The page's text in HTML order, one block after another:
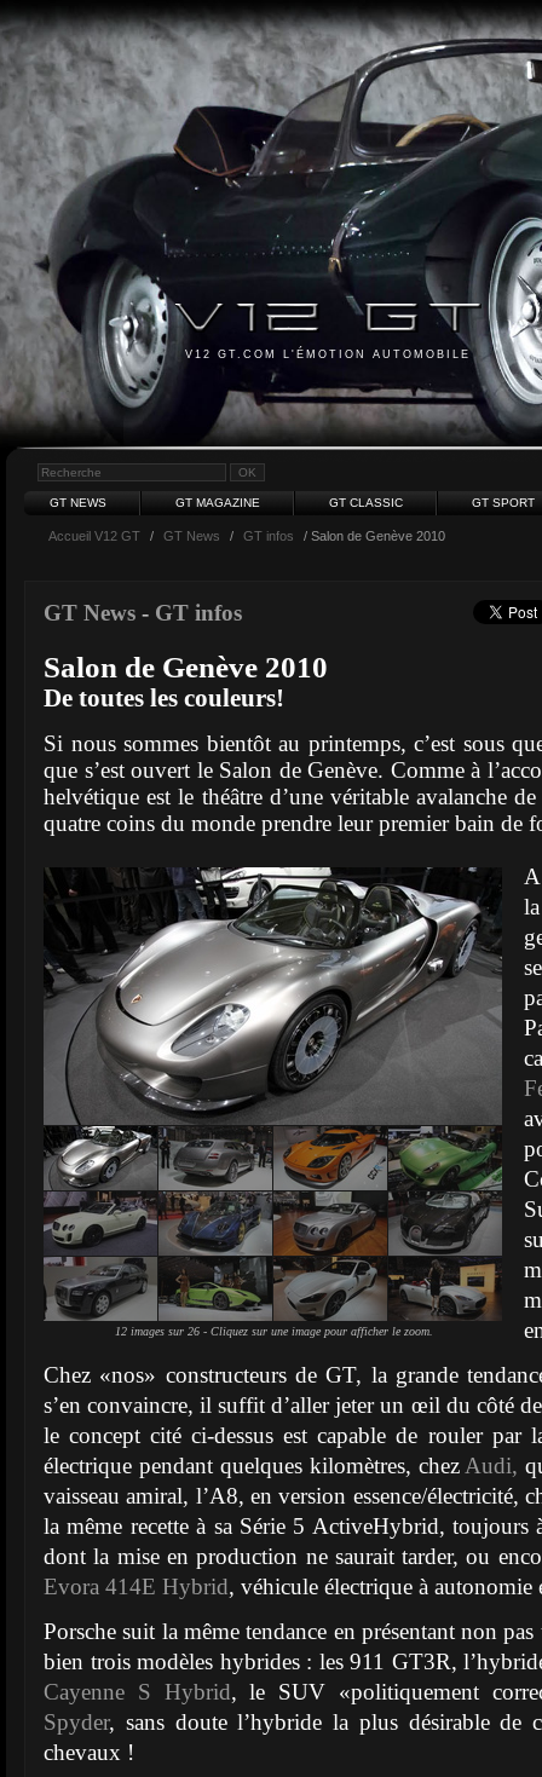
V12 GT.COM L'ÉMOTION AUTOMOBILE
GT NEWS GT MAGAZINE GT CLASSIC GT SPORT
Accueil V12 GT / GT News / GT infos / Salon de Genève 2010
GT News - GT infos
Salon de Genève 2010
De toutes les couleurs!
Si nous sommes bientôt au printemps, c’est sous
que s’est ouvert le Salon de Genève. Comme à
helvétique est le théâtre d’une véritable avalanche
quatre coins du monde prendre leur premier bain de
12 images sur 26 - Cliquez sur une image pour afficher le zoom.
Chez «nos» constructeurs de GT, la grande
s’en convaincre, il suffit d’aller jeter un œil du côté
le concept cité ci-dessus est capable de rouler par
électrique pendant quelques kilomètres, chez Audi,
vaisseau amiral, l’A8, en version essence/électricité,
la même recette à sa Série 5 ActiveHybrid, toujours
dont la mise en production ne saurait tarder, ou
Evora 414E Hybrid, véhicule électrique à autonomie
Porsche suit la même tendance en présentant non
bien trois modèles hybrides : les 911 GT3R,
Cayenne S Hybrid, le SUV «politiquement
Spyder, sans doute l’hybride la plus désirable de
chevaux !